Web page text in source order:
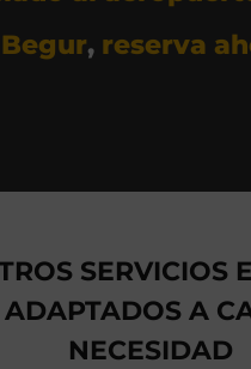
Begur, reserva
SERVICIOS
ADAPTADOS A
NECESIDAD